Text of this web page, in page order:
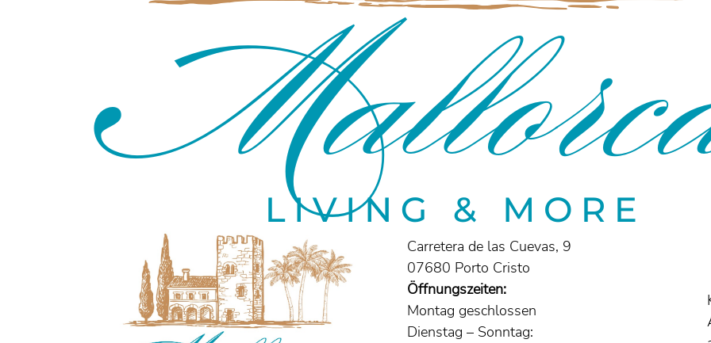
Carretera de las Cuevas, 9
07680 Porto Cristo
Öffnungszeiten:
Montag geschlossen
Dienstag – Sonntag: